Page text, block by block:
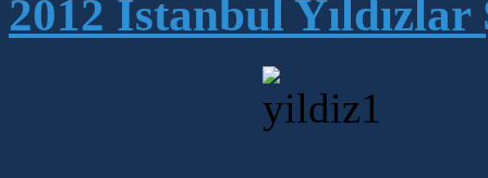
2012 İstanbul